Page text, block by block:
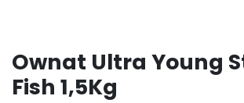
Ownat Ultra Young
Fish 1,5Kg